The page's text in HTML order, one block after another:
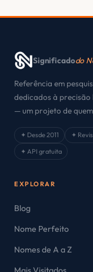
Significadodo
Referência em
dedicados à precisão
— um projeto de
✦ Desde 2011 ✦
✦ API gratuita
EXPLORAR
Blog
Nome Perfeito
Nomes de A a Z